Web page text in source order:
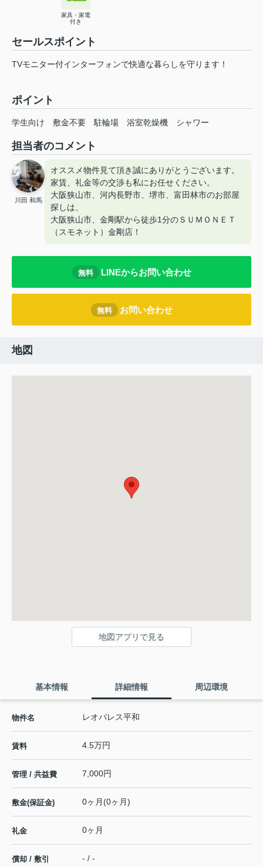
家具・家電
付き
セールスポイント
TVモニター付インターフォンで快適な暮らしを守ります！
ポイント
学生向け 敷金不要 駐輪場 浴室乾燥機 シャワー
担当者のコメント
川田 和馬
オススメ物件見て頂き誠にありがとうございます。
家賃、礼金等の交渉も私にお任せください。
大阪狭山市、河内長野市、堺市、富田林市のお部屋
探しは、
大阪狭山市、金剛駅から徒歩1分のＳＵＭＯＮＥＴ
（スモネット）金剛店！
無料 LINEからお問い合わせ
無料 お問い合わせ
地図
地図アプリで見る
基本情報 詳細情報 周辺環境
物件名 レオパレス平和
賃料 4.5万円
管理 / 共益費 7,000円
敷金(保証金) 0ヶ月(0ヶ月)
礼金 0ヶ月
償却 / 敷引 - / -